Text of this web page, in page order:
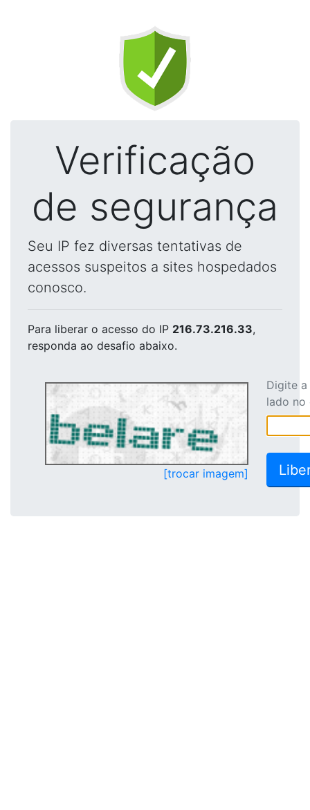
Verificação
de segurança
Seu IP fez diversas tentativas de
acessos suspeitos a sites hospedados
conosco.
Para liberar o acesso do IP 216.73.216.33,
responda ao desafio abaixo.
[trocar imagem]
Digite
lado no